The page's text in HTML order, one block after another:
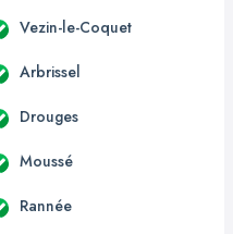
Vezin-le-Coquet
Arbrissel
Drouges
Moussé
Rannée